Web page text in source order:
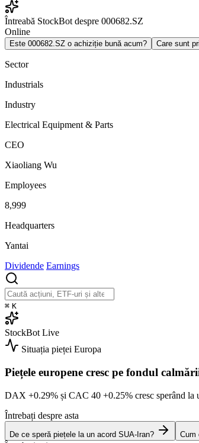
Întreabă StockBot despre 000682.SZ
Online
Este 000682.SZ o achiziție bună acum? Care sunt
Sector
Industrials
Industry
Electrical Equipment & Parts
CEO
Xiaoliang Wu
Employees
8,999
Headquarters
Yantai
Dividende Earnings
⌘ K
StockBot Live
Situația pieței Europa
Piețele europene cresc pe fondul
DAX +0.29% și CAC 40 +0.25% cresc sperând
Întrebați despre asta
De ce speră piețele la un acord SUA-Iran? Cum